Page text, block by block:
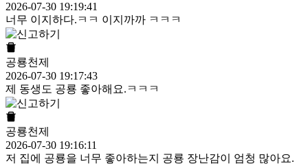
2026-07-30 19:19:41
너무 이지하다.ㅋㅋ 이지까까 ㅋㅋㅋ
공룡천제
2026-07-30 19:17:43
제 동생도 공룡 좋아해요.ㅋㅋㅋ
공룡천제
2026-07-30 19:16:11
저 집에 공룡을 너무 좋아하는지 공룡 장난감이 엄청 많아요.